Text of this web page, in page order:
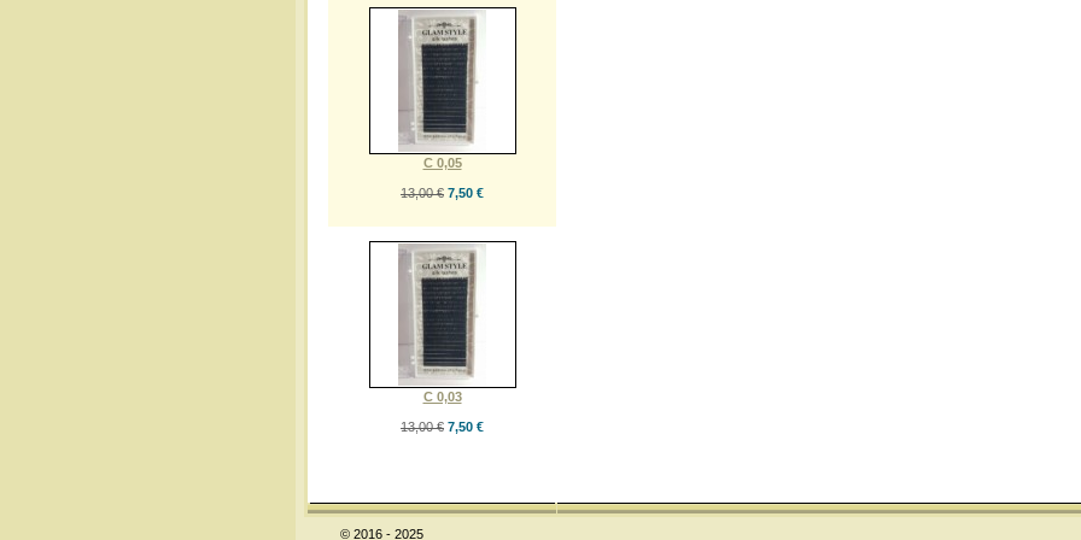
C 0,05
13,00 € 7,50 €
C 0,03
13,00 € 7,50 €
© 2016 - 2025